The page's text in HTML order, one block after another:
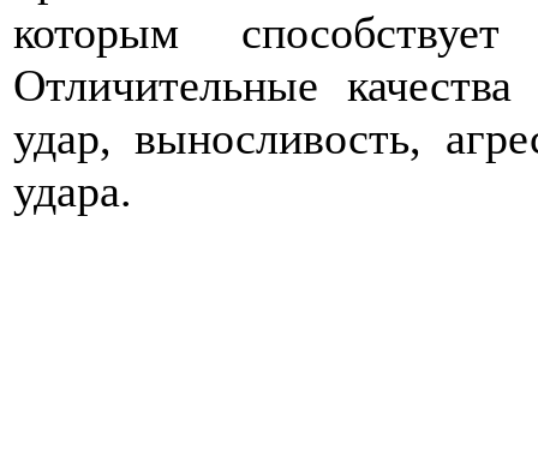
которым
Отличительные
удар, выносливость,
удара.